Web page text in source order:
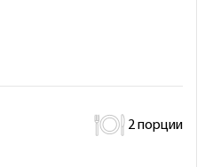
2 порции